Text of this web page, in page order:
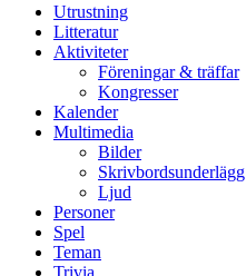
Utrustning
Litteratur
Aktiviteter
Föreningar & träffar
Kongresser
Kalender
Multimedia
Bilder
Skrivbordsunderlägg
Ljud
Personer
Spel
Teman
Trivia